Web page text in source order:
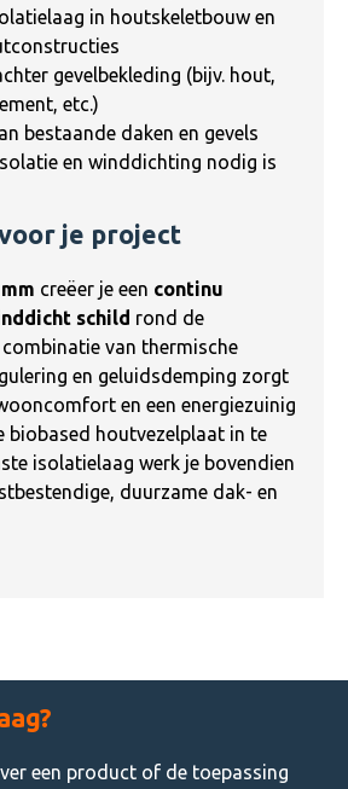
in houtskeletbouw en
gevelbekleding (bijv. hout,
etc.)
bestaande daken en gevels
en winddichting nodig is
je project
creëer je een continu
schild rond de
van thermische
en geluidsdemping zorgt
en een energiezuinig
biobased houtvezelplaat in te
isolatielaag werk je bovendien
duurzame dak- en
een product of de toepassing